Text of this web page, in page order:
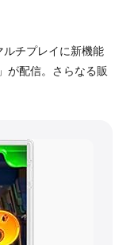
ルチプレイに新機能
が配信。さらなる販